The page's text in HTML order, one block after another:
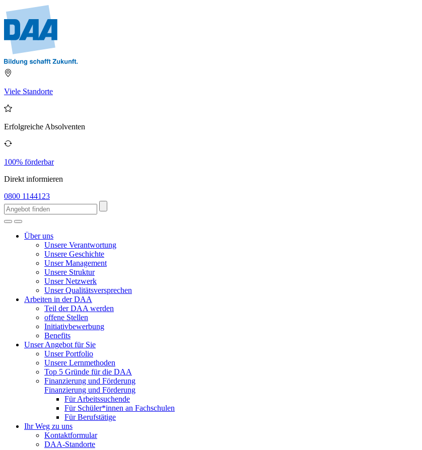
Viele Standorte
Erfolgreiche Absolventen
100% förderbar
Direkt informieren
0800 1144123
Über uns
Unsere Verantwortung
Unsere Geschichte
Unser Management
Unsere Struktur
Unser Netzwerk
Unser Qualitätsversprechen
Arbeiten in der DAA
Teil der DAA werden
offene Stellen
Initiativbewerbung
Benefits
Unser Angebot für Sie
Unser Portfolio
Unsere Lernmethoden
Top 5 Gründe für die DAA
Finanzierung und Förderung
Finanzierung und Förderung
Für Arbeitssuchende
Für Schüler*innen an Fachschulen
Für Berufstätige
Ihr Weg zu uns
Kontaktformular
DAA-Standorte